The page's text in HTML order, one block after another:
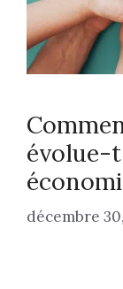
évolue-
décembre